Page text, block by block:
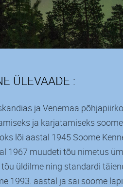
ÜLEVAADE :
ja Venemaa
ja karjatamiseks
lõi aastal 1945 Soome
1967 muudeti tõu nimetus
üldilme ning standardi
1993. aastal ja sai soome